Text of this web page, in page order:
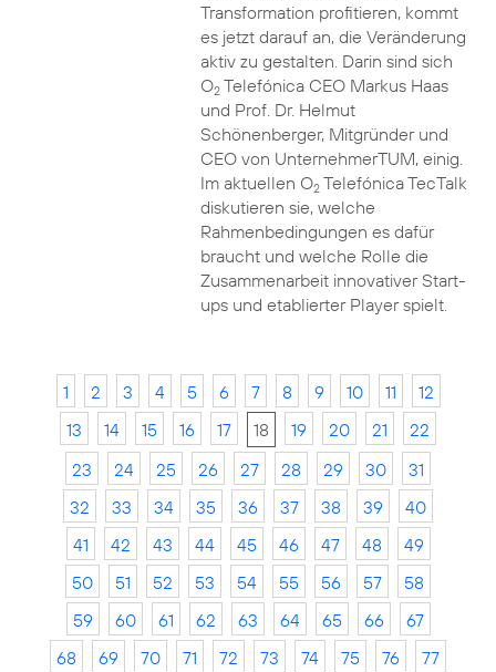
Transformation profitieren, kommt
es jetzt darauf an, die Veränderung
aktiv zu gestalten. Darin sind sich
O2Telefónica CEO Markus Haas
und Prof. Dr. Helmut
Schönenberger, Mitgründer und
CEO von UnternehmerTUM, einig.
Im aktuellen O2Telefónica TecTalk
diskutieren sie, welche
Rahmenbedingungen es dafür
braucht und welche Rolle die
Zusammenarbeit innovativer Start-
ups und etablierter Player spielt.
1 2 3 4 5 6 7 8 9 10 11
12
13
14 15 16 17 18 19 20 21
22
23
24 25 26 27 28 29 30
31
32
33 34 35 36 37 38 39
40
41
42 43 44 45 46 47 48
49
50
51 52 53 54 55 56 57
58
59
60 61 62 63 64 65 66
67
68
69 70 71 72 73 74 75 76
77